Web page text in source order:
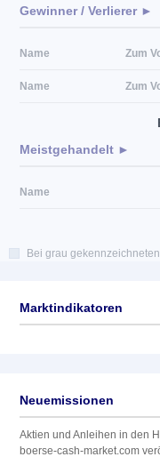
Gewinner / Verlierer ►
Name Zum
Name Zum
Meistgehandelt ►
Name
Bei grau
Marktindikatoren
Neuemissionen
Aktien und Anleihen in den
boerse-cash-market.com